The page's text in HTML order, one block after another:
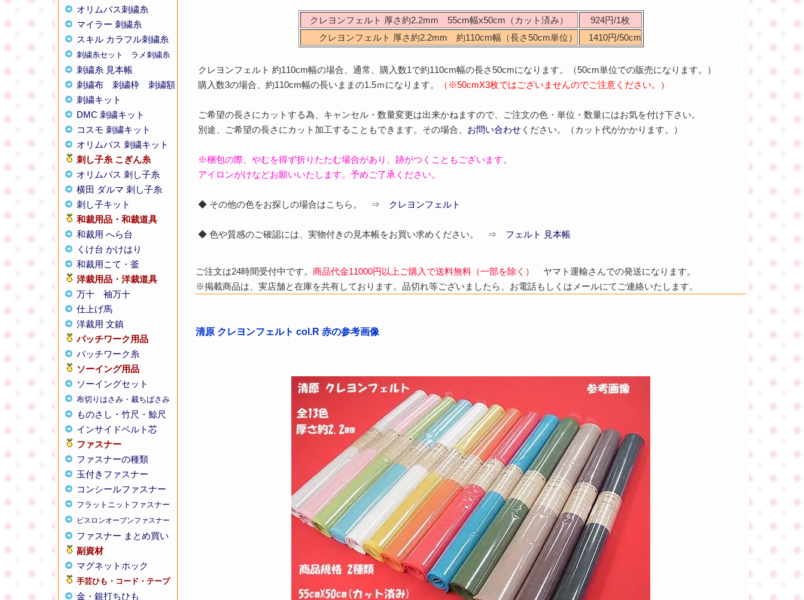
オリムパス刺繍糸
マイラー 刺繍糸
スキル カラフル刺繍糸
刺繍糸セット ラメ刺繍糸
刺繍糸 見本帳
刺繍布
刺繍枠
刺繍額
刺繍キット
DMC 刺繍キット
コスモ 刺繍キット
オリムパス 刺繍キット
刺し子糸 こぎん糸
オリムパス 刺し子糸
横田 ダルマ 刺し子糸
刺し子キット
和裁用品・和裁道具
和裁用 へら台
くけ台 かけはり
和裁用こて・釜
洋裁用品・洋裁道具
万十
袖万十
仕上げ馬
洋裁用 文鎮
パッチワーク用品
パッチワーク糸
ソーイング用品
ソーイングセット
布切りはさみ・裁ちばさみ
ものさし・竹尺・鯨尺
インサイドベルト芯
ファスナー
ファスナーの種類
玉付きファスナー
コンシールファスナー
フラットニットファスナー
ビスロンオープンファスナー
ファスナー まとめ買い
副資材
マグネットホック
手芸ひも・コード・テープ
金・銀打ちひも
クレヨンフェルト 厚さ約2.2mm 55cm幅x50cm（カット済み）
924円/1枚
クレヨンフェルト 厚さ約2.2mm 約110cm幅（長さ50cm単位）
1410円/50cm
クレヨンフェルト 約110cm幅の場合、通常、購入数1で約110cm幅の長さ50cmになります。（50cm単位での販売になります。）
購入数3の場合、約110cm幅の長いままの1.5ｍになります。
（※50cmX3枚ではございませんのでご注意ください。）
ご希望の長さにカットする為、キャンセル・数量変更は出来かねますので、ご注文の色・単位・数量にはお気を付け下さい。
別途、ご希望の長さにカット加工することもできます。その場合、 お問い合わせください。（カット代がかかります。）
※梱包の際、やむを得ず折りたたむ場合があり、跡がつくこともございます。
アイロンがけなどお願いいたします。予めご了承ください。
◆ その他の色をお探しの場合はこちら。 ⇒ クレヨンフェルト
◆ 色や質感のご確認には、実物付きの見本帳をお買い求めください。 ⇒ フェルト 見本帳
ご注文は24時間受付中です。 商品代金11000円以上ご購入で送料無料（一部を除く）
ヤマト運輸さんでの発送になります。
※掲載商品は、実店舗と在庫を共有しております。品切れ等ございましたら、お電話もしくはメールにてご連絡いたします。
清原 クレヨンフェルト col.R 赤の参考画像